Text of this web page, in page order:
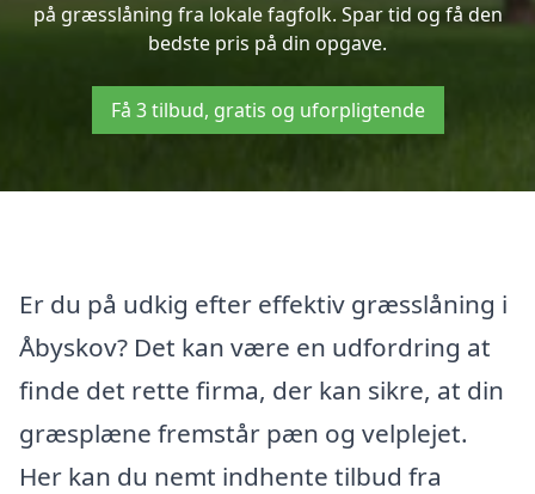
på græsslåning fra lokale fagfolk. Spar tid og få den
bedste pris på din opgave.
Få 3 tilbud, gratis og uforpligtende
Er du på udkig efter effektiv græsslåning i
Åbyskov? Det kan være en udfordring at
finde det rette firma, der kan sikre, at din
græsplæne fremstår pæn og velplejet.
Her kan du nemt indhente tilbud fra